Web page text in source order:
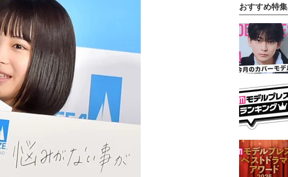
おすすめ特集